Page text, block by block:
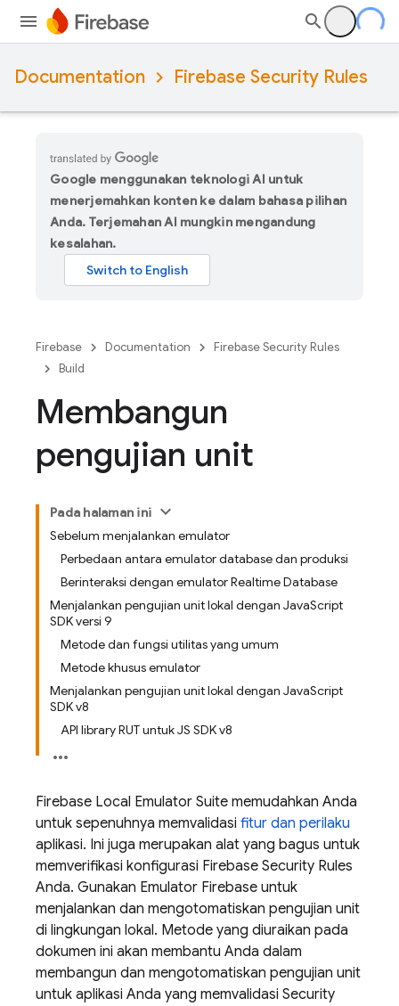
Documentation Firebase Security Rules
Google menggunakan teknologi AI untuk
menerjemahkan konten ke dalam bahasa pilihan
Anda. Terjemahan AI mungkin mengandung
kesalahan.
Firebase Documentation
Firebase Security Rules
Build
Membangun
pengujian unit
Pada halaman ini
Sebelum menjalankan emulator
Perbedaan antara emulator database dan produksi
Berinteraksi dengan emulator Realtime Database
Menjalankan pengujian unit lokal dengan JavaScript
SDK versi 9
Metode dan fungsi utilitas yang umum
Metode khusus emulator
Menjalankan pengujian unit lokal dengan JavaScript
SDK v8
API library RUT untuk JS SDK v8
Firebase Local Emulator Suite memudahkan Anda
untuk sepenuhnya memvalidasi fitur dan perilaku
aplikasi. Ini juga merupakan alat yang bagus untuk
memverifikasi konfigurasi Firebase Security Rules
Anda. Gunakan Emulator Firebase untuk
menjalankan dan mengotomatiskan pengujian unit
di lingkungan lokal. Metode yang diuraikan pada
dokumen ini akan membantu Anda dalam
membangun dan mengotomatiskan pengujian unit
untuk aplikasi Anda yang memvalidasi Security